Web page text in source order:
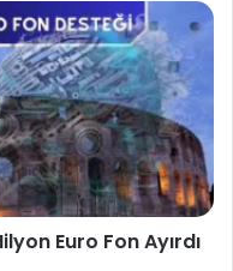
Euro Fon Ayırdı